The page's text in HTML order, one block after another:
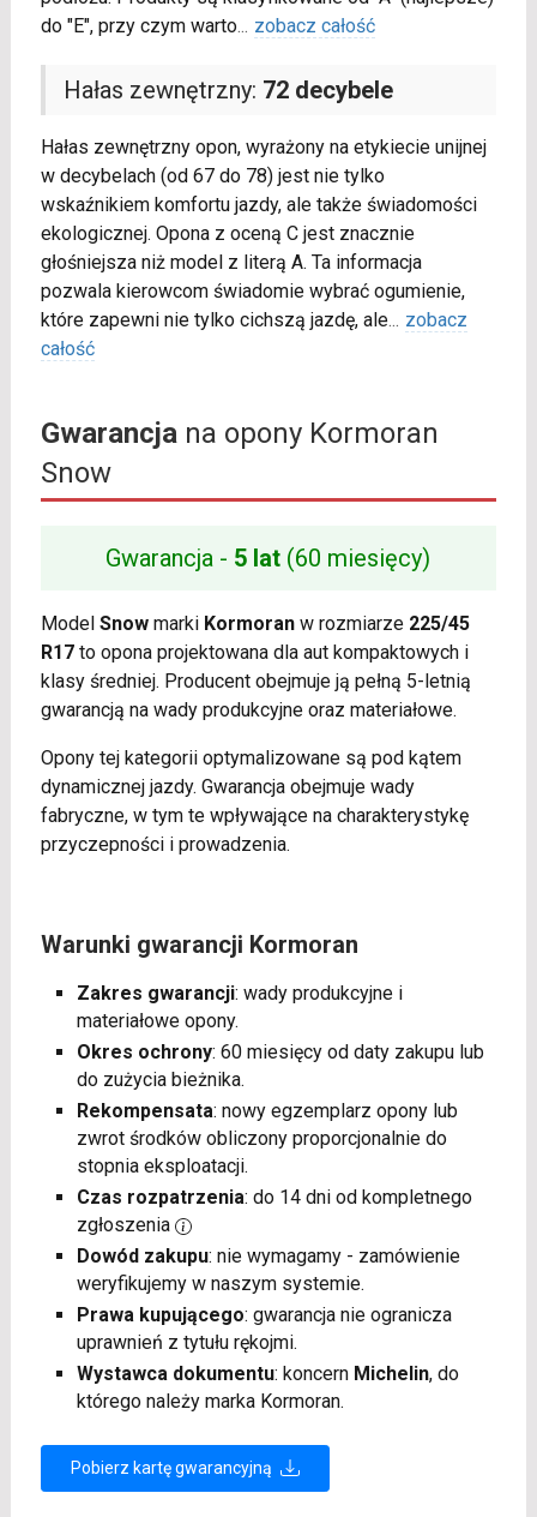
do "E", przy czym warto... zobacz całość
Hałas zewnętrzny: 72 decybele
Hałas zewnętrzny opon, wyrażony na etykiecie unijnej
w decybelach (od 67 do 78) jest nie tylko
wskaźnikiem komfortu jazdy, ale także świadomości
ekologicznej. Opona z oceną C jest znacznie
głośniejsza niż model z literą A. Ta informacja
pozwala kierowcom świadomie wybrać ogumienie,
które zapewni nie tylko cichszą jazdę, ale... zobacz
całość
Gwarancjana opony Kormoran
Snow
Gwarancja - 5 lat (60 miesięcy)
Model Snowmarki Kormoranw rozmiarze 225/45
R17to opona projektowana dla aut kompaktowych i
klasy średniej. Producent obejmuje ją pełną 5-letnią
gwarancją na wady produkcyjne oraz materiałowe.
Opony tej kategorii optymalizowane są pod kątem
dynamicznej jazdy. Gwarancja obejmuje wady
fabryczne, w tym te wpływające na charakterystykę
przyczepności i prowadzenia.
Warunki gwarancji Kormoran
Zakres gwarancji: wady produkcyjne i
materiałowe opony.
Okres ochrony: 60 miesięcy od daty zakupu lub
do zużycia bieżnika.
Rekompensata: nowy egzemplarz opony lub
zwrot środków obliczony proporcjonalnie do
stopnia eksploatacji.
Czas rozpatrzenia: do 14 dni od kompletnego
zgłoszenia
Dowód zakupu: nie wymagamy - zamówienie
weryfikujemy w naszym systemie.
Prawa kupującego: gwarancja nie ogranicza
uprawnień z tytułu rękojmi.
Wystawca dokumentu: koncern Michelin, do
którego należy marka Kormoran.
Pobierz kartę gwarancyjną